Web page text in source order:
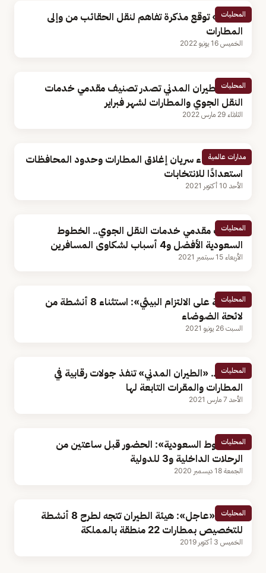
المحليات
«سبل» توقع مذكرة تفاهم لنقل الحقائب من وإلى
المطارات
الخميس 16 يونيو 2022
المحليات
هيئة الطيران المدني تصدر تصنيف مقدمي خدمات
النقل الجوي والمطارات لشهر فبراير
الثلاثاء 29 مارس 2022
مدارات عالمية
العراق.. بدء سريان إغلاق المطارات وحدود المحافظات
استعدادًا للانتخابات
الأحد 10 أكتوبر 2021
المحليات
تصنيف مقدمي خدمات النقل الجوي.. الخطوط
السعودية الأفضل و4 أسباب لشكاوى المسافرين
الأربعاء 15 سبتمبر 2021
المحليات
«الرقابة على الالتزام البيئي»: استثناء 8 أنشطة من
لائحة الضوضاء
السبت 26 يونيو 2021
المحليات
بالصور.. «الطيران المدني» تنفذ جولات رقابية في
المطارات والمقرات التابعة لها
الأحد 7 مارس 2021
المحليات
«الخطوط السعودية»: الحضور قبل ساعتين من
الرحلات الداخلية و3 للدولية
الجمعة 18 ديسمبر 2020
المحليات
مصادر «عاجل»: هيئة الطيران تتجه لطرح 8 أنشطة
للتخصيص بمطارات 22 منطقة بالمملكة
الخميس 3 أكتوبر 2019